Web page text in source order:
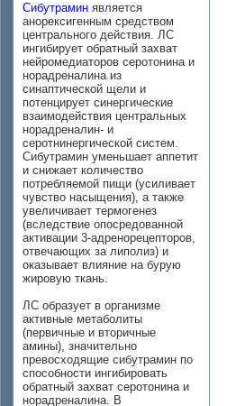
Сибутрамин является
анорексигенным средством
центрального действия. ЛС
ингибирует обратный захват
нейромедиаторов серотонина и
норадреналина из
синаптической щели и
потенцирует синергические
взаимодействия центральных
норадреналин- и
серотнинергической систем.
Сибутрамин уменьшает аппетит
и снижает количество
потребляемой пищи (усиливает
чувство насыщения), а также
увеличивает термогенез
(вследствие опосредованной
активации 3-адренорецепторов,
отвечающих за липолиз) и
оказывает влияние на бурую
жировую ткань.
ЛС образует в организме
активные метаболиты
(первичные и вторичные
амины), значительно
превосходящие сибутрамин по
способности ингибировать
обратный захват серотонина и
норадреналина. В